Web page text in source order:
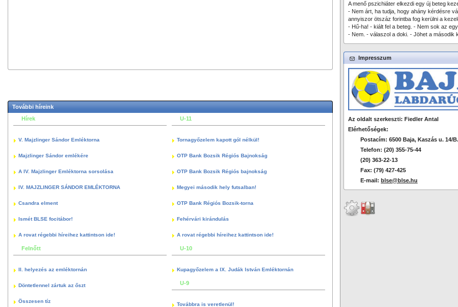
További híreink
Hírek
V. Majzlinger Sándor Emléktorna
Majzlinger Sándor emlékére
A IV. Majzlinger Emléktorna sorsolása
IV. MAJZLINGER SÁNDOR EMLÉKTORNA
Csandra elment
Ismét BLSE focitábor!
A rovat régebbi híreihez kattintson ide!
Felnőtt
II. helyezés az emléktornán
Döntetlennel zártuk az őszt
Összesen tíz
U-11
Tornagyőzelem kapott gól nélkül!
OTP Bank Bozsik Régiós Bajnokság
OTP Bank Bozsik Régiós bajnokság
Megyei második hely futsalban!
OTP Bank Régiós Bozsik-torna
Fehérvári kirándulás
A rovat régebbi híreihez kattintson ide!
U-10
Kupagyőzelem a IX. Judák István Emléktornán
U-9
Továbbra is veretlenül!
A menő pszichiáter elkezdi egy új beteg
- Nem árt, ha tudja, hogy ahány kérdésre
annyiszor ötszáz forintba fog kerülni a
- Hű-ha! - kiált fel a beteg. - Nem sok az
- Nem. - válaszol a doki. - Jöhet a második
Impresszum
Az oldalt szerkeszti: Fiedler Antal
Elérhetőségek:
Postacím: 6500 Baja, Kaszás u. 14/B.
Telefon: (20) 355-75-44
(20) 363-22-13
Fax: (79) 427-425
E-mail: blse@blse.hu